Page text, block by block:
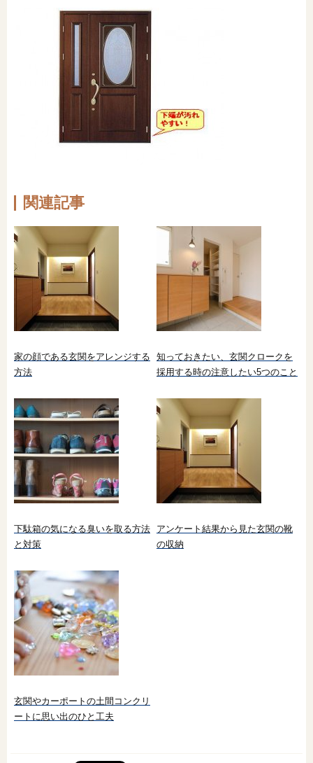
関連記事
家の顔である玄関をアレンジする
方法
知っておきたい、玄関クロークを
採用する時の注意したい5つのこと
下駄箱の気になる臭いを取る方法
と対策
アンケート結果から見た玄関の靴
の収納
玄関やカーポートの土間コンクリ
ートに思い出のひと工夫